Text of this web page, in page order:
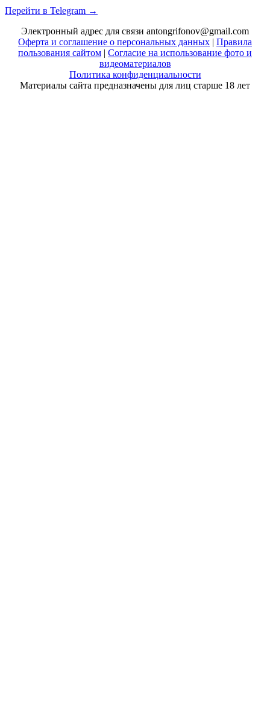
Перейти в Telegram →
Электронный адрес для связи antongrifonov@gmail.com
Оферта и соглашение о персональных данных | Правила
пользования сайтом | Согласие на использование фото и
видеоматериалов
Политика конфиденциальности
Материалы сайта предназначены для лиц старше 18 лет